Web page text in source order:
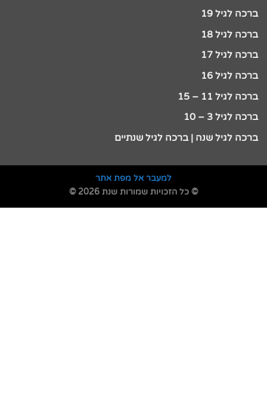
ברכה לגיל 19
ברכה לגיל 18
ברכה לגיל 17
ברכה לגיל 16
ברכה לגיל 11 – 15
ברכה לגיל 3 – 10
ברכה לגיל שנה | ברכה לגיל שנתיים
למעבר אל מפת אתר
© כל הזכויות שמורות שנת 2026 ©